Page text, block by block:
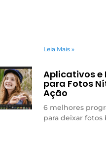
Leia Mais »
Aplicativos e
para Fotos
Ação
6 melhores
para deixar fotos